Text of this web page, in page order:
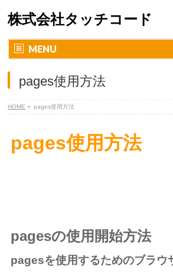
株式会社タッチコード
MENU
pages使用方法
HOME » pages使用方法
pages使用方法
pagesの使用開始方法
pagesを使用するためのブラウ